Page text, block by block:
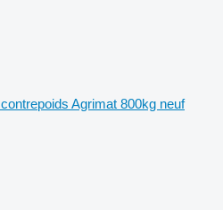
contrepoids Agrimat 800kg neuf